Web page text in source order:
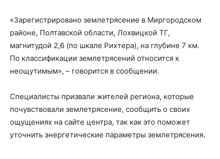
«Зарегистрировано землетрясение в Миргородском
районе, Полтавской области, Лохвицкой ТГ,
магнитудой 2,6 (по шкале Рихтера), на глубине 7 км.
По классификации землетрясений относится к
неощутимым», – говорится в сообщении.
Специалисты призвали жителей региона, которые
почувствовали землетрясение, сообщить о своих
ощущениях на сайте центра, так как это поможет
уточнить энергетические параметры землетрясения.